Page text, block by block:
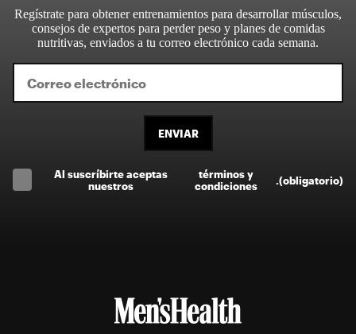
Regístrate para obtener entrenamientos para desarrollar músculos,
consejos de expertos para perder peso y planes de comidas
nutritivas, enviados a tu correo electrónico cada semana.
ENVIAR
Al suscríbirte aceptas
nuestros
términos y
condiciones
(obligatorio)